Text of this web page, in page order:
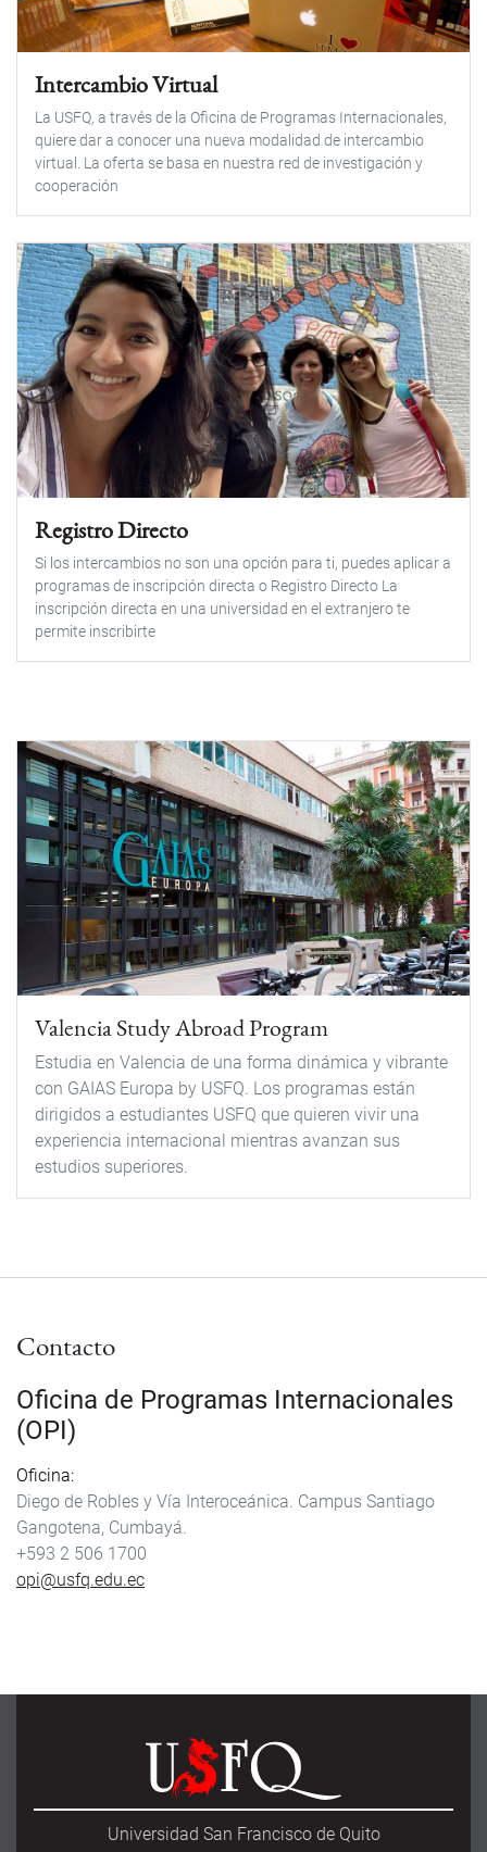
Intercambio Virtual
La USFQ, a través de la Oficina de Programas Internacionales,
quiere dar a conocer una nueva modalidad de intercambio
virtual. La oferta se basa en nuestra red de investigación y
cooperación
Registro Directo
Si los intercambios no son una opción para ti, puedes aplicar a
programas de inscripción directa o Registro Directo La
inscripción directa en una universidad en el extranjero te
permite inscribirte
Valencia Study Abroad Program
Estudia en Valencia de una forma dinámica y vibrante
con GAIAS Europa by USFQ. Los programas están
dirigidos a estudiantes USFQ que quieren vivir una
experiencia internacional mientras avanzan sus
estudios superiores.
Contacto
Oficina de Programas Internacionales
(OPI)
Oficina
Diego de Robles y Vía Interoceánica. Campus Santiago
Gangotena, Cumbayá.
+593 2 506 1700
opi@usfq.edu.ec
Universidad San Francisco de Quito